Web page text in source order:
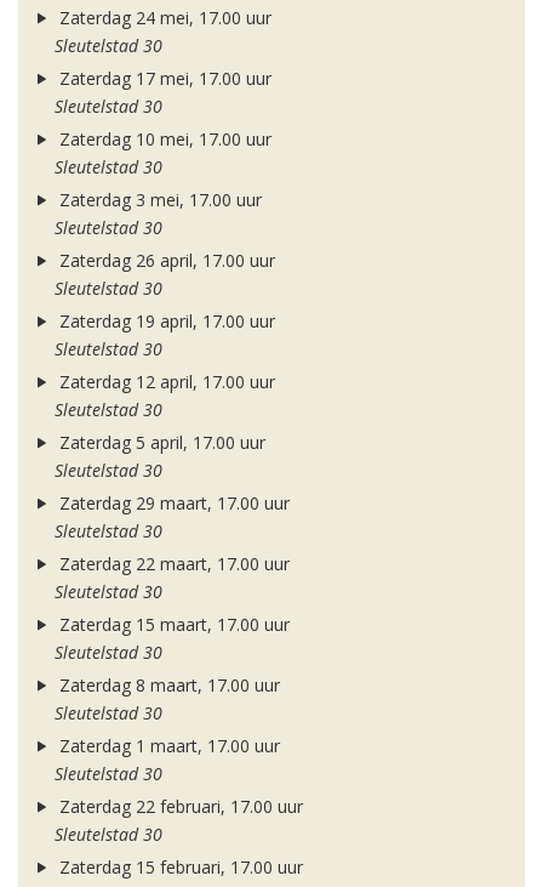
Zaterdag 24 mei, 17.00 uur
Sleutelstad 30
Zaterdag 17 mei, 17.00 uur
Sleutelstad 30
Zaterdag 10 mei, 17.00 uur
Sleutelstad 30
Zaterdag 3 mei, 17.00 uur
Sleutelstad 30
Zaterdag 26 april, 17.00 uur
Sleutelstad 30
Zaterdag 19 april, 17.00 uur
Sleutelstad 30
Zaterdag 12 april, 17.00 uur
Sleutelstad 30
Zaterdag 5 april, 17.00 uur
Sleutelstad 30
Zaterdag 29 maart, 17.00 uur
Sleutelstad 30
Zaterdag 22 maart, 17.00 uur
Sleutelstad 30
Zaterdag 15 maart, 17.00 uur
Sleutelstad 30
Zaterdag 8 maart, 17.00 uur
Sleutelstad 30
Zaterdag 1 maart, 17.00 uur
Sleutelstad 30
Zaterdag 22 februari, 17.00 uur
Sleutelstad 30
Zaterdag 15 februari, 17.00 uur